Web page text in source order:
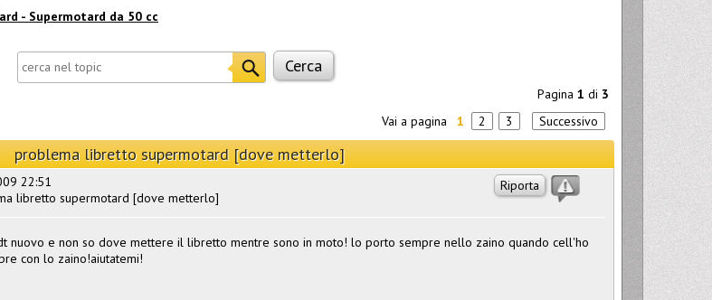
- Supermotard da 50 cc
Pagina 1 di 3
Vai a pagina
1 2 3 Successivo
problema libretto supermotard [dove metterlo]
Riporta
22:51
libretto supermotard [dove metterlo]
nuovo e non so dove mettere il libretto mentre sono in moto! lo porto sempre nello zaino quando cell'ho
con lo zaino!aiutatemi!